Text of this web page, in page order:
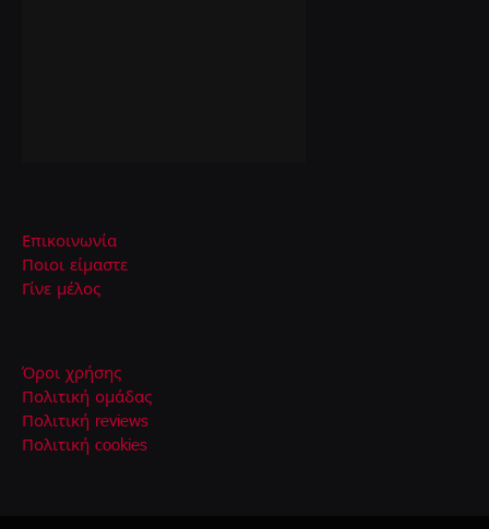
Επικοινωνία
Ποιοι είμαστε
Γίνε μέλος
Όροι χρήσης
Πολιτική ομάδας
Πολιτική reviews
Πολιτική cookies